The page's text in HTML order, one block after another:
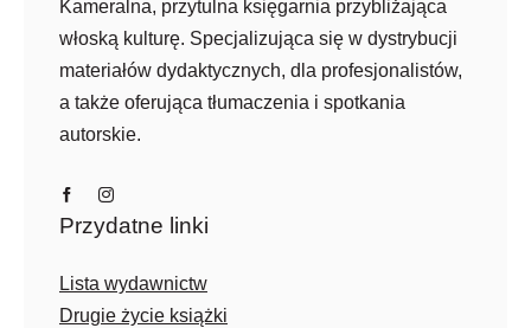
Kameralna, przytulna księgarnia przybliżająca
włoską kulturę. Specjalizująca się w dystrybucji
materiałów dydaktycznych, dla profesjonalistów,
a także oferująca tłumaczenia i spotkania
autorskie.
Przydatne linki
Lista wydawnictw
Drugie życie książki